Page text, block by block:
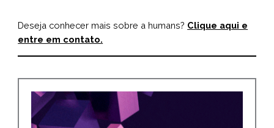
Deseja conhecer mais sobre a humans? Clique aqui e
entre em contato.